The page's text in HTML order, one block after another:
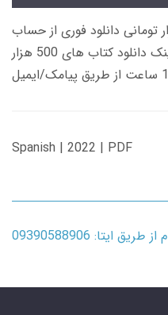
کتاب های 600 هزار تومانی دانلود فوری از حساب
کاربری می باشد، و زمان تحویل لینک دانلود کتاب های 500 هزار
Spanish | 2022 | PDF
ایتا: 09390588906